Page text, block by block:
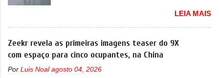
nada os primeiros consumidores). Pelas
imagens teaser, se percebe que o sedã contará
com um novo para-choque na dianteira. Ele
passa a trazer um vinco horizontal mais
destacado que atravessa toda a dianteira do
de patente de uma nova minivan, na China.
Registradas no Ministério da Indústria e
Tecnologia da Informação, o MIIT, a BYD Xia é
uma nova minivan que a marca chinesa
apresentará aos consumidores chineses para
além da minivan conhecida como Song Max.
LEIA MAIS
Zeekr revela as primeiras imagens teaser do 9X
com espaço para cinco ocupantes, na China
Por Luis Noal agosto 04, 2026